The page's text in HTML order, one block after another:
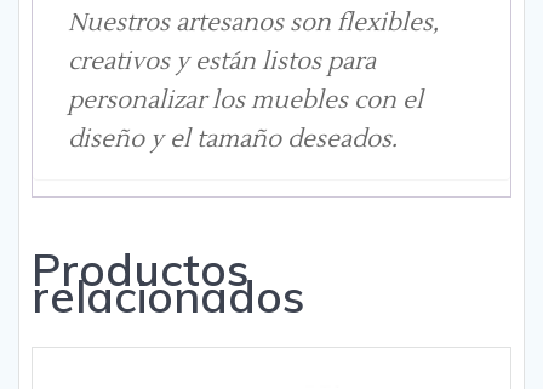
Nuestros artesanos son flexibles,
creativos y están listos para
personalizar los muebles con el
diseño y el tamaño deseados.
Productos
relacionados